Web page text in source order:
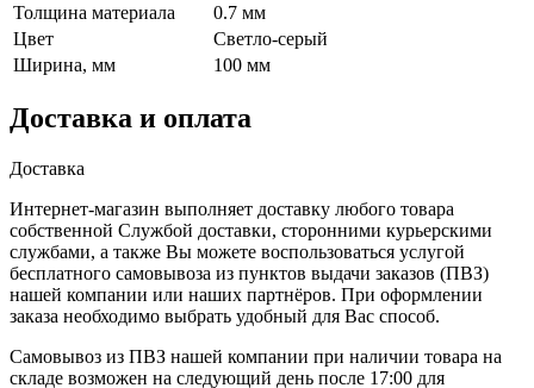
Толщина материала
0.7 мм
Цвет
Светло-серый
Ширина, мм
100 мм
Доставка и оплата
Доставка
Интернет-магазин выполняет доставку любого товара
собственной Службой доставки, сторонними курьерскими
службами, а также Вы можете воспользоваться услугой
бесплатного самовывоза из пунктов выдачи заказов (ПВЗ)
нашей компании или наших партнёров. При оформлении
заказа необходимо выбрать удобный для Вас способ.
Самовывоз из ПВЗ нашей компании при наличии товара на
складе возможен на следующий день после 17:00 для